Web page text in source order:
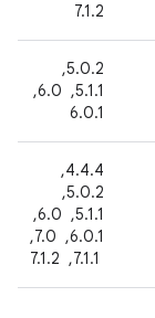
7.1.2
5.0.2, ‏
5.1.1, ‏ 6.0, ‏
6.0.1
4.4.4, ‏
5.0.2, ‏
5.1.1, ‏ 6.0, ‏
6.0.1, ‏ 7.0,